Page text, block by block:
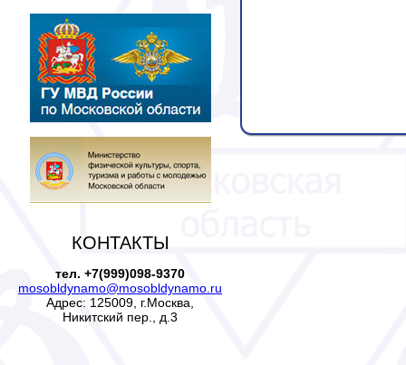
КОНТАКТЫ
тел. +7(999)098-9370
mosobldynamo@mosobldynamo.ru
Адрес: 125009, г.Москва,
Никитский пер., д.3